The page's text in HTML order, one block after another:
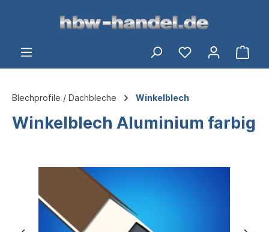
springen
Blechprofile / Dachbleche Winkelblech
Winkelblech Aluminium farbig
Bildergalerie überspringen